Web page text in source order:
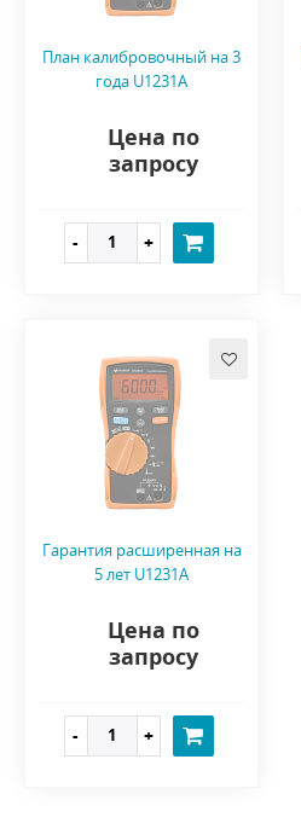
План калибровочный на 3
года U1231A
Цена по
запросу
Гарантия расширенная на
5 лет U1231A
Цена по
запросу